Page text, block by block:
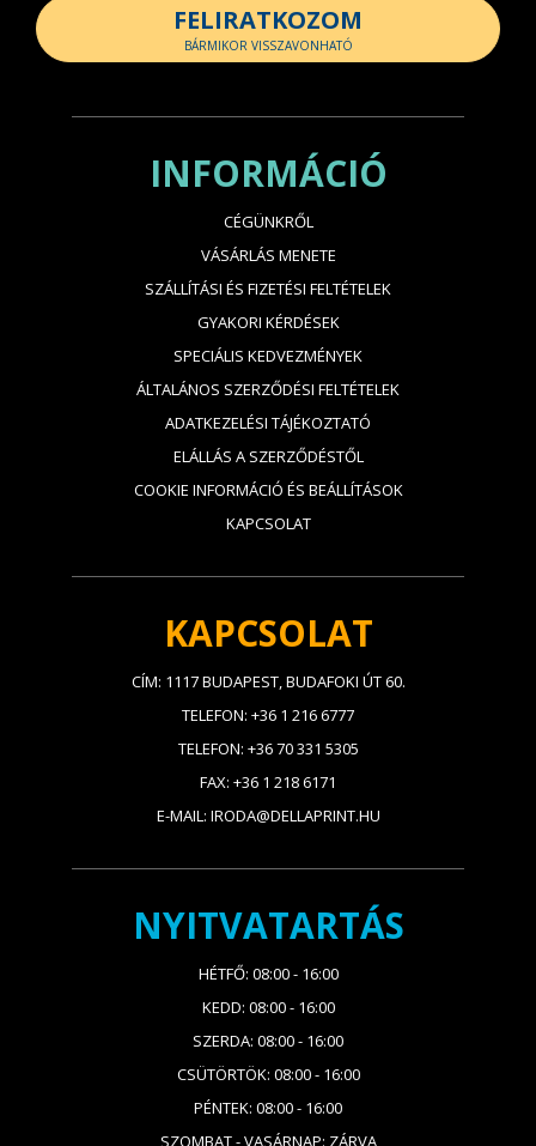
FELIRATKOZOM
BÁRMIKOR VISSZAVONHATÓ
INFORMÁCIÓ
CÉGÜNKRŐL
VÁSÁRLÁS MENETE
SZÁLLÍTÁSI ÉS FIZETÉSI FELTÉTELEK
GYAKORI KÉRDÉSEK
SPECIÁLIS KEDVEZMÉNYEK
ÁLTALÁNOS SZERZŐDÉSI FELTÉTELEK
ADATKEZELÉSI TÁJÉKOZTATÓ
ELÁLLÁS A SZERZŐDÉSTŐL
COOKIE INFORMÁCIÓ ÉS BEÁLLÍTÁSOK
KAPCSOLAT
KAPCSOLAT
CÍM: 1117 BUDAPEST, BUDAFOKI ÚT 60.
TELEFON: +36 1 216 6777
TELEFON: +36 70 331 5305
FAX: +36 1 218 6171
E-MAIL: IRODA@DELLAPRINT.HU
NYITVATARTÁS
HÉTFŐ: 08:00 - 16:00
KEDD: 08:00 - 16:00
SZERDA: 08:00 - 16:00
CSÜTÖRTÖK: 08:00 - 16:00
PÉNTEK: 08:00 - 16:00
SZOMBAT - VASÁRNAP: ZÁRVA